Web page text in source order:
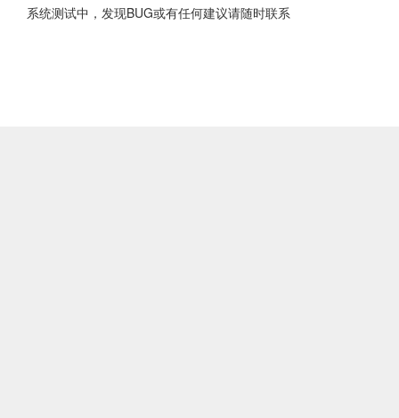
系统测试中，发现BUG或有任何建议请随时联系